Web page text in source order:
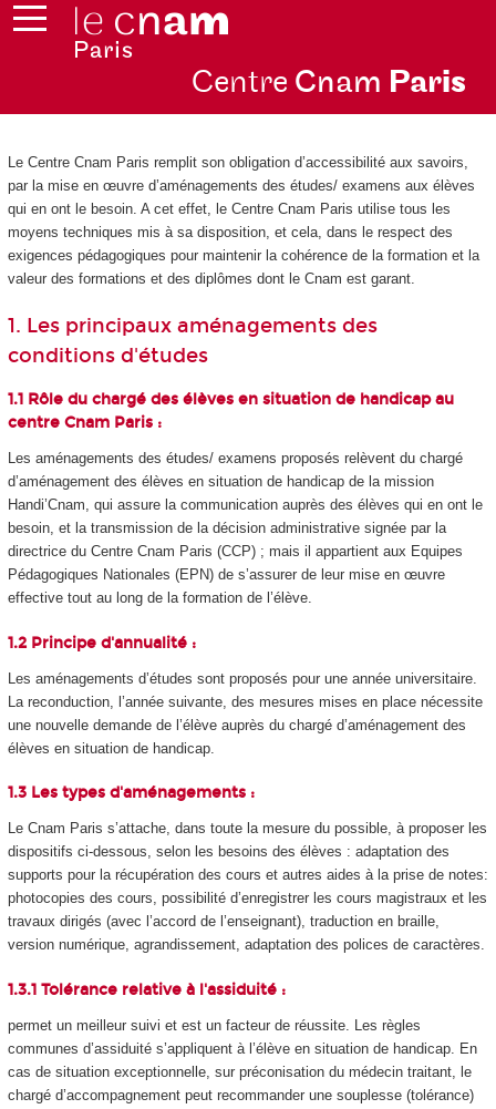
Centre Cnam Paris
Le Centre Cnam Paris remplit son obligation d’accessibilité aux savoirs,
par la mise en œuvre d’aménagements des études/ examens aux élèves
qui en ont le besoin. A cet effet, le Centre Cnam Paris utilise tous les
moyens techniques mis à sa disposition, et cela, dans le respect des
exigences pédagogiques pour maintenir la cohérence de la formation et la
valeur des formations et des diplômes dont le Cnam est garant.
1. Les principaux aménagements des
conditions d'études
1.1 Rôle du chargé des élèves en situation de handicap au
centre Cnam Paris :
Les aménagements des études/ examens proposés relèvent du chargé
d’aménagement des élèves en situation de handicap de la mission
Handi’Cnam, qui assure la communication auprès des élèves qui en ont le
besoin, et la transmission de la décision administrative signée par la
directrice du Centre Cnam Paris (CCP) ; mais il appartient aux Equipes
Pédagogiques Nationales (EPN) de s’assurer de leur mise en œuvre
effective tout au long de la formation de l’élève.
1.2 Principe d'annualité :
Les aménagements d’études sont proposés pour une année universitaire.
La reconduction, l’année suivante, des mesures mises en place nécessite
une nouvelle demande de l’élève auprès du chargé d’aménagement des
élèves en situation de handicap.
1.3 Les types d'aménagements :
Le Cnam Paris s’attache, dans toute la mesure du possible, à proposer les
dispositifs ci-dessous, selon les besoins des élèves : adaptation des
supports pour la récupération des cours et autres aides à la prise de notes:
photocopies des cours, possibilité d’enregistrer les cours magistraux et les
travaux dirigés (avec l’accord de l’enseignant), traduction en braille,
version numérique, agrandissement, adaptation des polices de caractères.
1.3.1 Tolérance relative à l'assiduité :
permet un meilleur suivi et est un facteur de réussite. Les règles
communes d’assiduité s’appliquent à l’élève en situation de handicap. En
cas de situation exceptionnelle, sur préconisation du médecin traitant, le
chargé d’accompagnement peut recommander une souplesse (tolérance)